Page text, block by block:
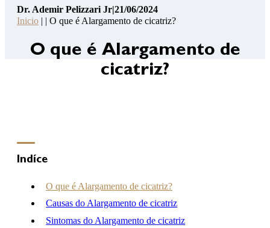
Pelizzari
14
Online
Clínica
Hospital
(46) 3262-2727
Dr. Ademir Pelizzari Jr|21/06/2024
Inicio | | O que é Alargamento de cicatriz?
O que é Alargamento de
cicatriz?
Indíce
O que é Alargamento de cicatriz?
Causas do Alargamento de cicatriz
Sintomas do Alargamento de cicatriz